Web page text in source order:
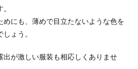
会に参加すると決まったら、次に考えるのは
装」のことではないでしょうか？ スーツが無
と...
めにも、薄めで目立たないような色を
ょう。
出が激しい服装も相応しくありませ